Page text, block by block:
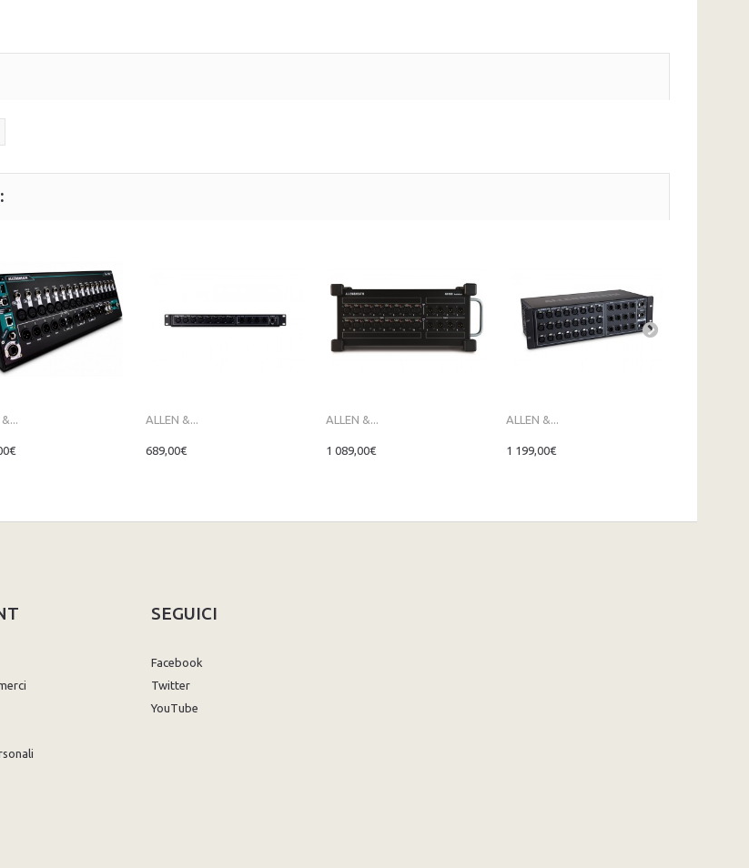
ALLEN &...
689,00€
ALLEN &...
1 089,00€
ALLEN &...
1 199,00€
SEGUICI
Facebook
Twitter
YouTube